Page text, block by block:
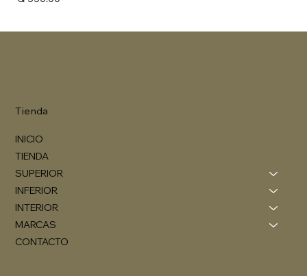
Tienda
INICIO
TIENDA
SUPERIOR
INFERIOR
INTERIOR
MARCAS
CONTACTO